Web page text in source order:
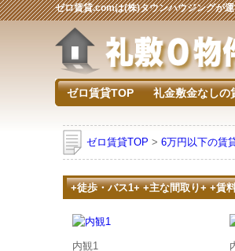
ゼロ賃貸.comは(株)タウンハウジングが
ゼロ賃貸TOP 礼金敷金なしの
ゼロ賃貸TOP > 6万円以下の賃
+徒歩・バス1+ +主な間取り+ +賃
内観1